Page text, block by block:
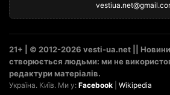
21+ | © 2012-2026 vesti-ua.net || Новини
створюється людьми: ми не
редактури матеріалів.
Україна. Київ. Ми у: Facebook Wikipedia